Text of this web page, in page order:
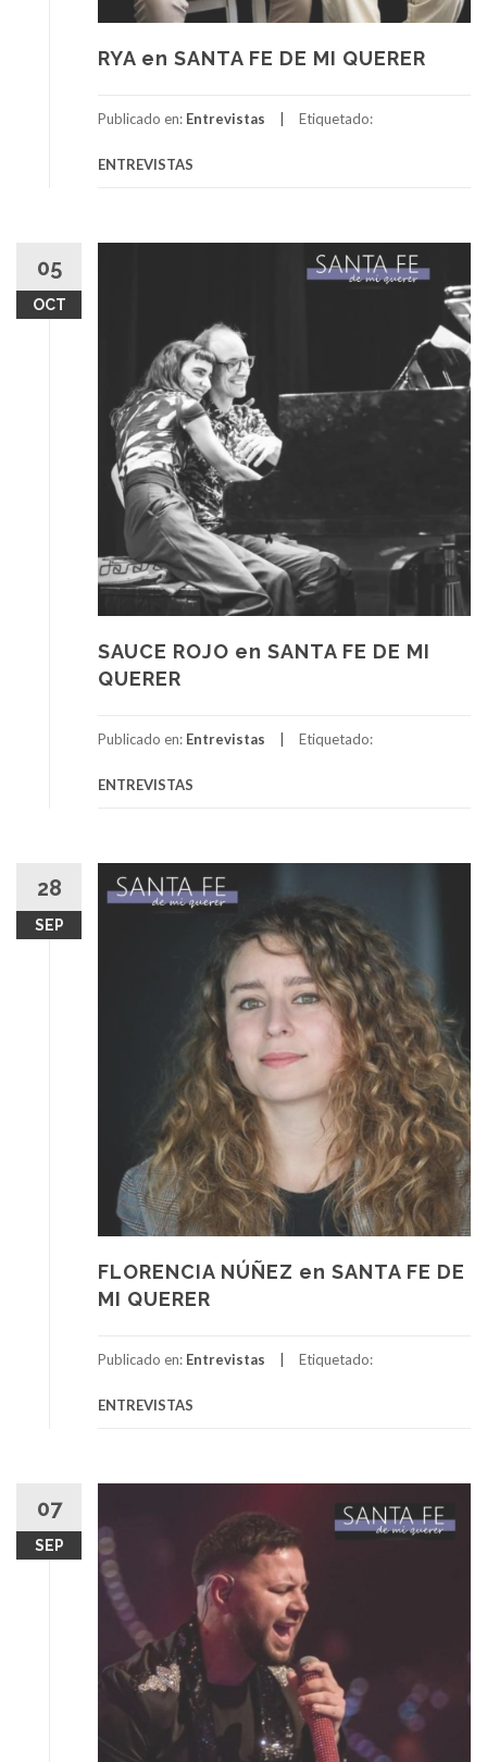
RYA en SANTA FE DE MI QUERER
Publicado en: Entrevistas Etiquetado:
ENTREVISTAS
05
OCT
SAUCE ROJO en SANTA FE DE MI
QUERER
Publicado en: Entrevistas Etiquetado:
ENTREVISTAS
28
SEP
FLORENCIA NÚÑEZ en SANTA FE DE
MI QUERER
Publicado en: Entrevistas Etiquetado:
ENTREVISTAS
07
SEP